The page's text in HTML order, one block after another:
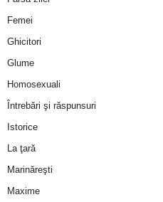
Femei
Ghicitori
Glume
Homosexuali
Întrebări şi răspunsuri
Istorice
La ţară
Marinăreşti
Maxime